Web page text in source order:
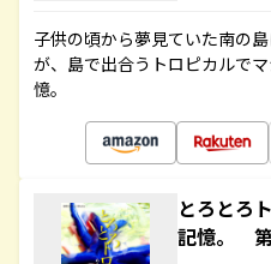
子供の頃から夢見ていた南の
が、島で出合うトロピカルで
憶。
とろとろ
記憶。